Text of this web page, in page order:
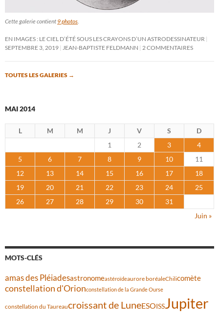
Cette galerie contient 9 photos.
EN IMAGES : LE CIEL D’ÉTÉ SOUS LES CRAYONS D’UN ASTRODESSINATEUR
SEPTEMBRE 3, 2019 JEAN-BAPTISTE FELDMANN 2 COMMENTAIRES
TOUTES LES GALERIES →
MAI 2014
L M M J V S
D
1
2 3
4
5
6 7 8 9 10
11
12
13 14 15 16 17
18
19
20 21 22 23 24
25
26
27 28 29 30
31
Juin »
MOTS-CLÉS
amas des Pléiadesastronomeastéroïdeaurore boréaleChilicomète
constellation d'Orionconstellation de la Grande Ourse
constellation du Taureaucroissant de LuneESOISSJupiter